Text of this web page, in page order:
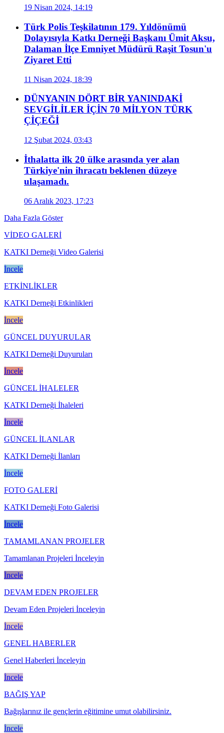
19 Nisan 2024, 14:19
Türk Polis Teşkilatının 179. Yıldönümü
Dolayısıyla Katkı Derneği Başkanı Ümit Aksu,
Dalaman İlçe Emniyet Müdürü Raşit Tosun'u
Ziyaret Etti
11 Nisan 2024, 18:39
DÜNYANIN DÖRT BİR YANINDAKİ
SEVGİLİLER İÇİN 70 MİLYON TÜRK
ÇİÇEĞİ
12 Şubat 2024, 03:43
İthalatta ilk 20 ülke arasında yer alan
Türkiye'nin ihracatı beklenen düzeye
ulaşamadı.
06 Aralık 2023, 17:23
Daha Fazla Göster
VİDEO GALERİ
KATKI Derneği Video Galerisi
İncele
ETKİNLİKLER
KATKI Derneği Etkinlikleri
İncele
GÜNCEL DUYURULAR
KATKI Derneği Duyuruları
İncele
GÜNCEL İHALELER
KATKI Derneği İhaleleri
İncele
GÜNCEL İLANLAR
KATKI Derneği İlanları
İncele
FOTO GALERİ
KATKI Derneği Foto Galerisi
İncele
TAMAMLANAN PROJELER
Tamamlanan Projeleri İnceleyin
İncele
DEVAM EDEN PROJELER
Devam Eden Projeleri İnceleyin
İncele
GENEL HABERLER
Genel Haberleri İnceleyin
İncele
BAĞIŞ YAP
Bağışlarınız ile gençlerin eğitimine umut olabilirsiniz.
İncele